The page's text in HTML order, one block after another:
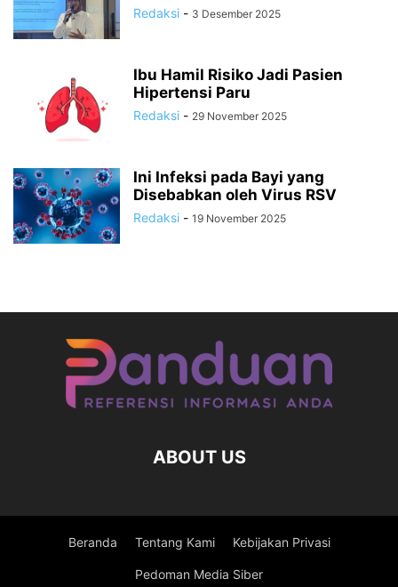
Redaksi - 3 Desember 2025
Ibu Hamil Risiko Jadi Pasien
Hipertensi Paru
Redaksi - 29 November 2025
Ini Infeksi pada Bayi yang
Disebabkan oleh Virus RSV
Redaksi - 19 November 2025
ABOUT US
Beranda Tentang Kami Kebijakan Privasi
Pedoman Media Siber